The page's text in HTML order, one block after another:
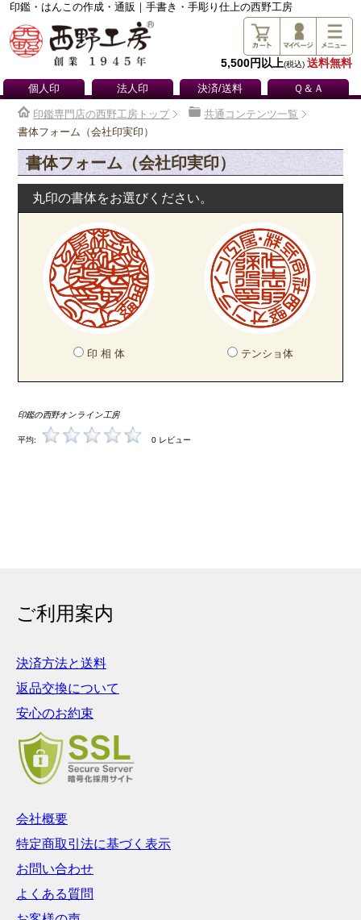
印鑑・はんこの作成・通販｜手書き・手彫り仕上の西野工房
5,500円以上(税込) 送料無料
個人印 法人印 決済/送料 Ｑ＆Ａ
印鑑専門店の西野工房トップ
共通コンテンツ一覧
書体フォーム（会社印実印）
書体フォーム（会社印実印）
丸印の書体をお選びください。
印 相 体 テンショ体
印鑑の西野オンライン工房
平均: 0 レビュー
ご利用案内
決済方法と送料
返品交換について
安心のお約束
会社概要
特定商取引法に基づく表示
お問い合わせ
よくある質問